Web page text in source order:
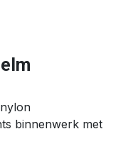
binnenwerk met